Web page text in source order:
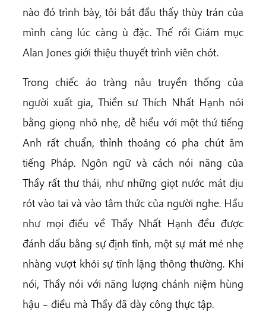
nào đó trình bày, tôi bắt đầu thấy thùy trán của
mình càng lúc càng ù đặc. Thế rồi Giám mục
Alan Jones giới thiệu thuyết trình viên chót.
Trong chiếc áo tràng nâu truyền thống của
người xuất gia, Thiền sư Thích Nhất Hạnh nói
bằng giọng nhỏ nhẹ, dễ hiểu với một thứ tiếng
Anh rất chuẩn, thỉnh thoảng có pha chút âm
tiếng Pháp. Ngôn ngữ và cách nói năng của
Thầy rất thư thái, như những giọt nước mát dịu
rót vào tai và vào tâm thức của người nghe. Hầu
như mọi điều về Thầy Nhất Hạnh đều được
đánh dấu bằng sự định tĩnh, một sự mát mẻ nhẹ
nhàng vượt khỏi sự tĩnh lặng thông thường. Khi
nói, Thầy nói với năng lượng chánh niệm hùng
hậu – điều mà Thầy đã dày công thực tập.